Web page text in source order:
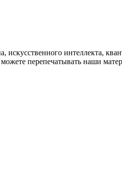
интеллекта,
перепечатывать наши